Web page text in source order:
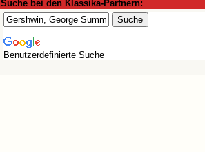
Suche bei den Klassika-Partnern:
Benutzerdefinierte Suche